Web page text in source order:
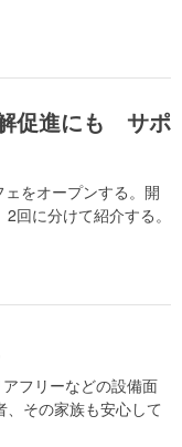
促進にも サポ
をオープンする。開
回に分けて紹介する。
フリーなどの設備面
その家族も安心して